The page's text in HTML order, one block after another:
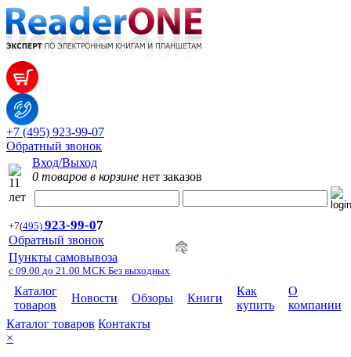
+7 (495) 923-99-07
Обратный звонок
Вход/Выход
0 товаров в корзине нет заказов
+7(495) 923-99-07
Обратный звонок
Пункты самовывоза
с 09.00 до 21.00 МСК Без выходных
Каталог
товаров
Новости Обзоры Книги
Как
купить
О
компании
Каталог товаров Контакты
×